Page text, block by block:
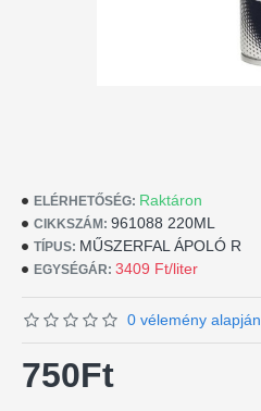
ELÉRHETŐSÉG: Raktáron
CIKKSZÁM: 961088 220ML
TÍPUS: MŰSZERFAL ÁPOLÓ R
EGYSÉGÁR: 3409 Ft/liter
0 vélemény alapján.
750Ft